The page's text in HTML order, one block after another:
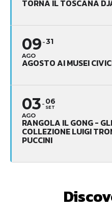
TORNA IL TOSCANA
09
AGO
31
AGOSTO AI MUSEI
03
AGO
06
SET
RANGOLA IL GONG -
COLLEZIONE LUIGI
PUCCINI